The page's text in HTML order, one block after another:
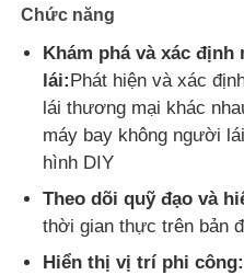
Tham quan nhà máy
Kiểm soát chất lượng
LIÊN HỆ VỚI CHÚNG
Tin tức
Chức năng
Khám phá và xác
lái:Phát hiện và xác
lái thương mại khác
máy bay không người
hình DIY
Theo dõi quỹ đạo và
thời gian thực trên bản
Hiển thị vị trí phi công: